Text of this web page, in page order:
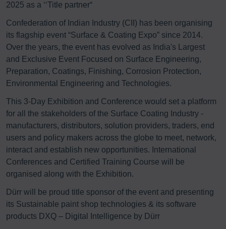
2025 as a ‘‘Title partner“
Confederation of Indian Industry (CII) has been organising
its flagship event “Surface & Coating Expo” since 2014.
Over the years, the event has evolved as India's Largest
and Exclusive Event Focused on Surface Engineering,
Preparation, Coatings, Finishing, Corrosion Protection,
Environmental Engineering and Technologies.
This 3-Day Exhibition and Conference would set a platform
for all the stakeholders of the Surface Coating Industry -
manufacturers, distributors, solution providers, traders, end
users and policy makers across the globe to meet, network,
interact and establish new opportunities. International
Conferences and Certified Training Course will be
organised along with the Exhibition.
Dürr will be proud title sponsor of the event and presenting
its Sustainable paint shop technologies & its software
products DXQ – Digital Intelligence by Dürr